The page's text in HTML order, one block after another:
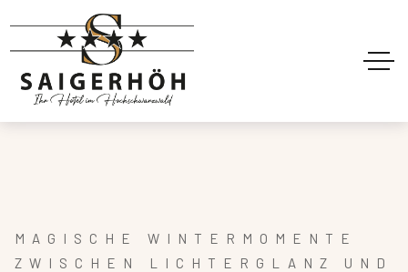
MAGISCHE WINTERMOMENTE
ZWISCHEN LICHTERGLANZ UND